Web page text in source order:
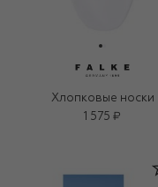
Хлопковые носки
1 575 ₽